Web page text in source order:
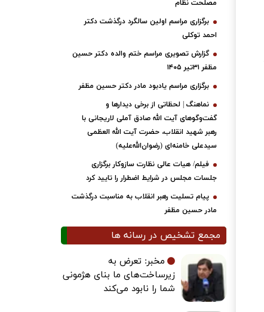
مصلحت نظام
برگزاری مراسم اولین سالگرد درگذشت دکتر
احمد توکلی
گزارش تصویری مراسم ختم والده دکتر حسین
مظفر ۳۱تیر ۱۴۰۵
برگزاری مراسم یادبود مادر دکتر حسین مظفر
نماهنگ | لحظاتی از برخی دیدارها و
گفت‌وگوهای آیت ‌الله صادق آملی لاریجانی با
رهبر شهید انقلاب، حضرت آیت‌ الله العظمی
سیدعلی خامنه‌ای (رضوان‌الله‌علیه)
فیلم/ هیات عالی نظارت سازوکار برگزاری
جلسات مجلس در شرایط اضطرار را تایید کرد
پیام تسلیت رهبر انقلاب به مناسبت درگذشت
مادر حسین مظفر
مجمع تشخیص در رسانه ها
مخبر: تعرض به
زیرساخت‌های ما بنای هژمونی
شما را نابود می‌کند